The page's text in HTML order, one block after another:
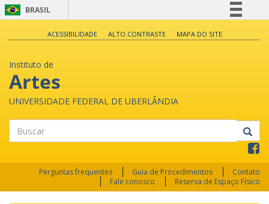
BRASIL
Legislação
Canais
ACESSIBILIDADE ALTO CONTRASTE MAPA DO SITE
Instituto de
Artes
UNIVERSIDADE FEDERAL DE UBERLÂNDIA
Perguntas frequentes Guia de Procedimentos
Contato
Fale conosco
Reserva de Espaço Físico